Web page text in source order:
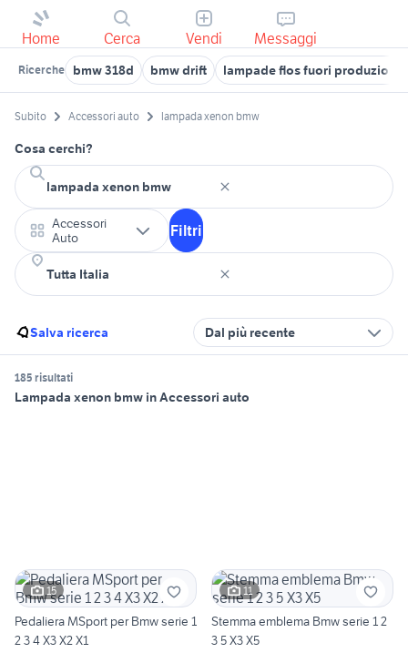
Home Cerca Vendi Messaggi
Ricerche bmw 318d bmw drift lampade flos fuori produzione
Subito Accessori auto lampada xenon bmw
Cosa cerchi?
Accessori
Auto
Filtri
Salva ricerca Dal più recente
185 risultati
Lampada xenon bmw in Accessori auto
15
Pedaliera MSport per Bmw serie 1
2 3 4 X3 X2 X1
11
Stemma emblema Bmw serie 1 2
3 5 X3 X5